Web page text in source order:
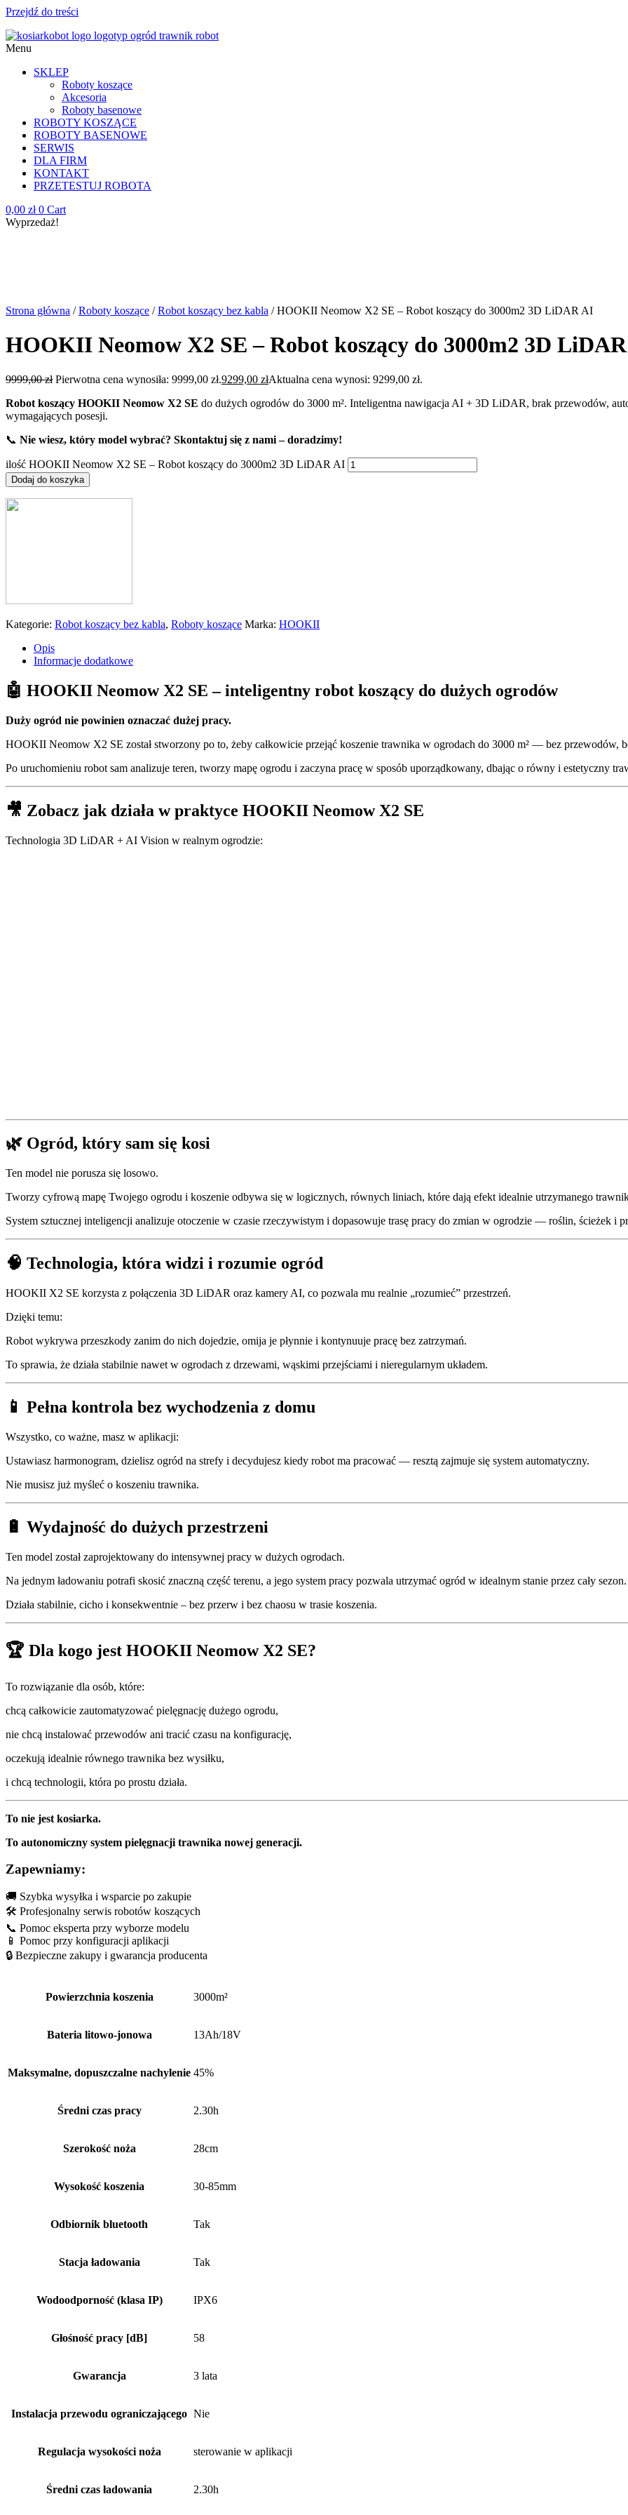
Przejdź do treści
Menu
SKLEP
Roboty koszące
Akcesoria
Roboty basenowe
ROBOTY KOSZĄCE
ROBOTY BASENOWE
SERWIS
DLA FIRM
KONTAKT
PRZETESTUJ ROBOTA
0,00 zł 0 Cart
Wyprzedaż!
Strona główna /Roboty koszące /Robot koszący bez kabla / HOOKII Neomow X2 SE – Robot koszący do 3000m2 3D LiDAR AI
HOOKII Neomow X2 SE – Robot koszący do 3000m2 3D
9999,00zł Pierwotna cena wynosiła: 9999,00 zł.9299,00 złAktualna cena wynosi: 9299,00 zł.
Robot koszący HOOKII Neomow X2 SE do dużych ogrodów do 3000 m². Inteligentna nawigacja AI + 3D LiDAR, brak przewodów,
wymagających posesji.
📞 Nie wiesz, który model wybrać? Skontaktuj się z nami – doradzimy!
ilość HOOKII Neomow X2 SE – Robot koszący do 3000m2 3D LiDAR AI
Dodaj do koszyka
Kategorie: Robot koszący bez kabla, Roboty koszące Marka: HOOKII
Opis
Informacje dodatkowe
🤖 HOOKII Neomow X2 SE – inteligentny robot koszący do dużych ogrodów
Duży ogród nie powinien oznaczać dużej pracy.
HOOKII Neomow X2 SE został stworzony po to, żeby całkowicie przejąć koszenie trawnika w ogrodach do 3000 m² — bez przewodów,
Po uruchomieniu robot sam analizuje teren, tworzy mapę ogrodu i zaczyna pracę w sposób uporządkowany, dbając o równy i estetyczny
🎥 Zobacz jak działa w praktyce HOOKII Neomow X2 SE
Technologia 3D LiDAR + AI Vision w realnym ogrodzie:
🌿 Ogród, który sam się kosi
Ten model nie porusza się losowo.
Tworzy cyfrową mapę Twojego ogrodu i koszenie odbywa się w logicznych, równych liniach, które dają efekt idealnie utrzymanego
System sztucznej inteligencji analizuje otoczenie w czasie rzeczywistym i dopasowuje trasę pracy do zmian w ogrodzie — roślin, ścieżek i
🧠 Technologia, która widzi i rozumie ogród
HOOKII X2 SE korzysta z połączenia 3D LiDAR oraz kamery AI, co pozwala mu realnie „rozumieć” przestrzeń.
Dzięki temu:
Robot wykrywa przeszkody zanim do nich dojedzie, omija je płynnie i kontynuuje pracę bez zatrzymań.
To sprawia, że działa stabilnie nawet w ogrodach z drzewami, wąskimi przejściami i nieregularnym układem.
📱 Pełna kontrola bez wychodzenia z domu
Wszystko, co ważne, masz w aplikacji:
Ustawiasz harmonogram, dzielisz ogród na strefy i decydujesz kiedy robot ma pracować — resztą zajmuje się system automatyczny.
Nie musisz już myśleć o koszeniu trawnika.
🔋 Wydajność do dużych przestrzeni
Ten model został zaprojektowany do intensywnej pracy w dużych ogrodach.
Na jednym ładowaniu potrafi skosić znaczną część terenu, a jego system pracy pozwala utrzymać ogród w idealnym stanie przez cały sezon.
Działa stabilnie, cicho i konsekwentnie – bez przerw i bez chaosu w trasie koszenia.
🏆 Dla kogo jest HOOKII Neomow X2 SE?
To rozwiązanie dla osób, które:
chcą całkowicie zautomatyzować pielęgnację dużego ogrodu,
nie chcą instalować przewodów ani tracić czasu na konfigurację,
oczekują idealnie równego trawnika bez wysiłku,
i chcą technologii, która po prostu działa.
To nie jest kosiarka.
To autonomiczny system pielęgnacji trawnika nowej generacji.
Zapewniamy:
🚚 Szybka wysyłka i wsparcie po zakupie
🛠️ Profesjonalny serwis robotów koszących
📞 Pomoc eksperta przy wyborze modelu
📱 Pomoc przy konfiguracji aplikacji
🔒 Bezpieczne zakupy i gwarancja producenta
Powierzchnia koszenia 3000m²
Bateria litowo-jonowa 13Ah/18V
Maksymalne, dopuszczalne nachylenie 45%
Średni czas pracy 2.30h
Szerokość noża 28cm
Wysokość koszenia 30-85mm
Odbiornik bluetooth Tak
Stacja ładowania Tak
Wodoodporność (klasa IP) IPX6
Głośność pracy [dB] 58
Gwarancja 3 lata
Instalacja przewodu ograniczającego Nie
Regulacja wysokości noża sterowanie w aplikacji
Średni czas ładowania 2.30h